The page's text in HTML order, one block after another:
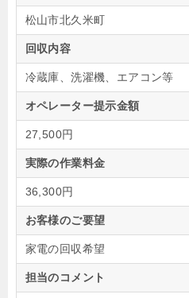
松山市北久米町
回収内容
冷蔵庫、洗濯機、エアコン等
オペレーター提示金額
27,500円
実際の作業料金
36,300円
お客様のご要望
家電の回収希望
担当のコメント